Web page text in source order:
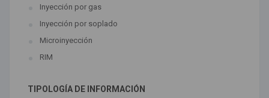
Inyección por gas
Inyección por soplado
Microinyección
RIM
TIPOLOGÍA DE INFORMACIÓN